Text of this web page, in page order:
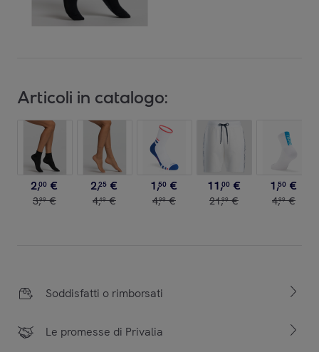
Articoli in catalogo:
2,00 €
3,99 €
2,25 €
4,49 €
1,50 €
4,99 €
11,00 €
21,99 €
1,50 €
4,99 €
Soddisfatti o rimborsati
Le promesse di Privalia